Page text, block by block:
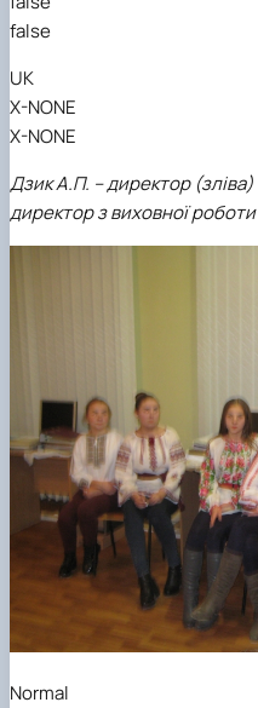
false
UK
X-NONE
X-NONE
Дзик А.П. – директор
директор з виховної
Normal